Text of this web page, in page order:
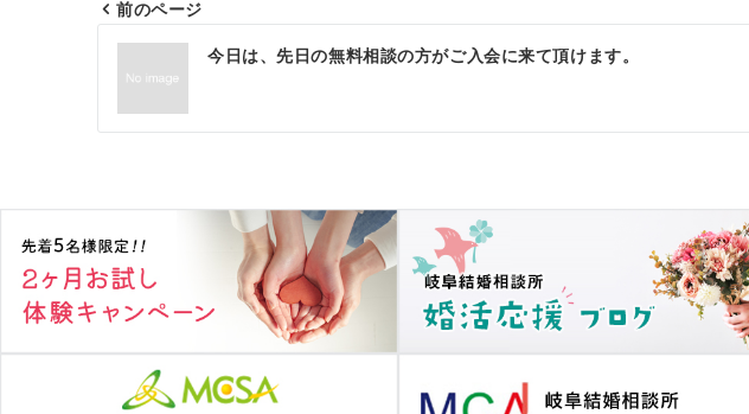
投
ナ
ゲ
ー
シ
ョ
ン
前のページ
今日は、先日の無料相談の方がご入会に来て頂けます。